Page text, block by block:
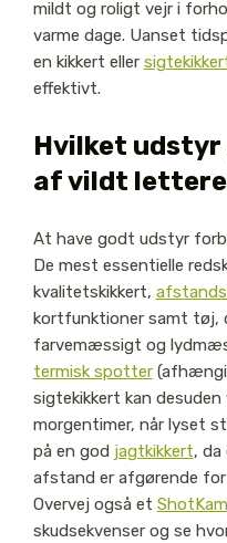
mildt og roligt vejr i
varme dage. Uanset
en kikkert eller
effektivt.
Hvilket
af vildt
At have godt udstyr
De mest essentielle
kvalitetskikkert,
kortfunktioner samt tøj,
farvemæssigt og
termisk spotter
sigtekikkert kan
morgentimer, når lyset
på en god jagtkikkert,
afstand er afgørende
Overvej også et ShotKam
skudsekvenser og se